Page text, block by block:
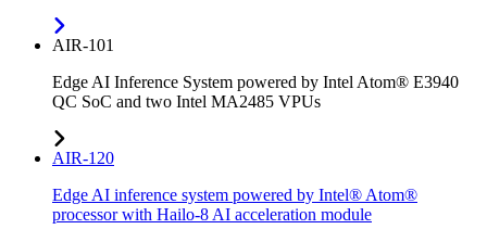
AIR-101
Edge AI Inference System powered by Intel Atom® E3940
QC SoC and two Intel MA2485 VPUs
AIR-120
Edge AI inference system powered by Intel® Atom®
processor with Hailo-8 AI acceleration module